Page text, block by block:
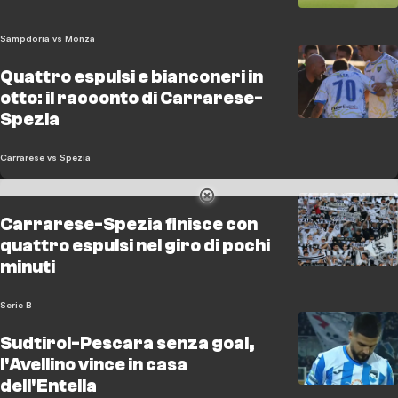
Sampdoria vs Monza
Quattro espulsi e bianconeri in
otto: il racconto di Carrarese-
Spezia
Carrarese vs Spezia
Carrarese-Spezia finisce con
quattro espulsi nel giro di pochi
minuti
Serie B
Sudtirol-Pescara senza goal,
l'Avellino vince in casa
dell'Entella